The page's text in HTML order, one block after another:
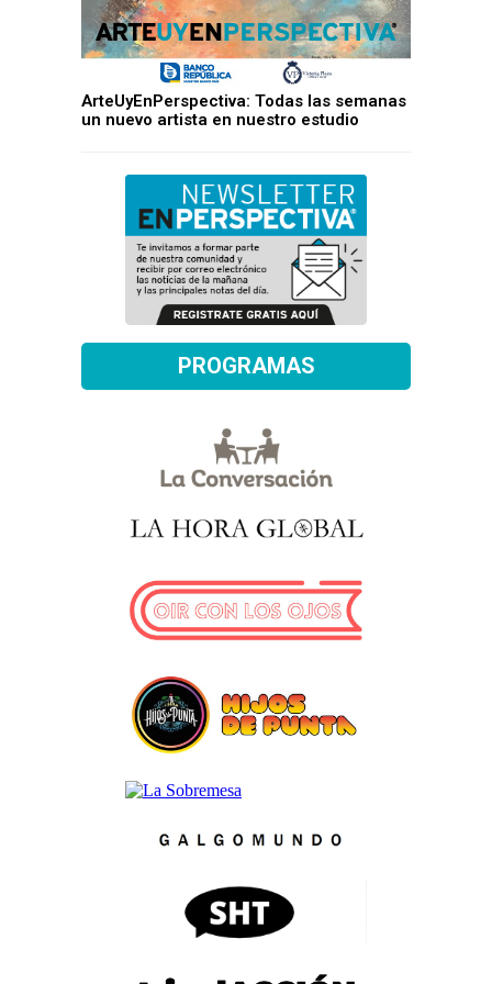
ArteUyEnPerspectiva: Todas las semanas
un nuevo artista en nuestro estudio
PROGRAMAS